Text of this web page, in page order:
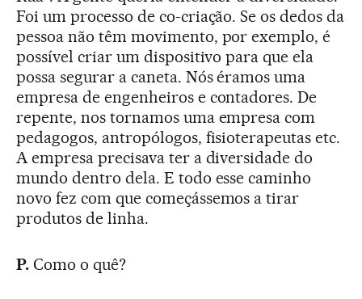
Foi um processo de co-criação. Se os dedos da
pessoa não têm movimento, por exemplo, é
possível criar um dispositivo para que ela
possa segurar a caneta. Nós éramos uma
empresa de engenheiros e contadores. De
repente, nos tornamos uma empresa com
pedagogos, antropólogos, fisioterapeutas etc.
A empresa precisava ter a diversidade do
mundo dentro dela. E todo esse caminho
novo fez com que começássemos a tirar
produtos de linha.
P.Como o quê?